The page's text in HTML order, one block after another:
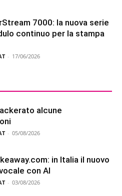
7000: la nuova serie
continuo per la stampa
- 17/06/2026
alcune
- 05/08/2026
in Italia il nuovo
con AI
- 03/08/2026